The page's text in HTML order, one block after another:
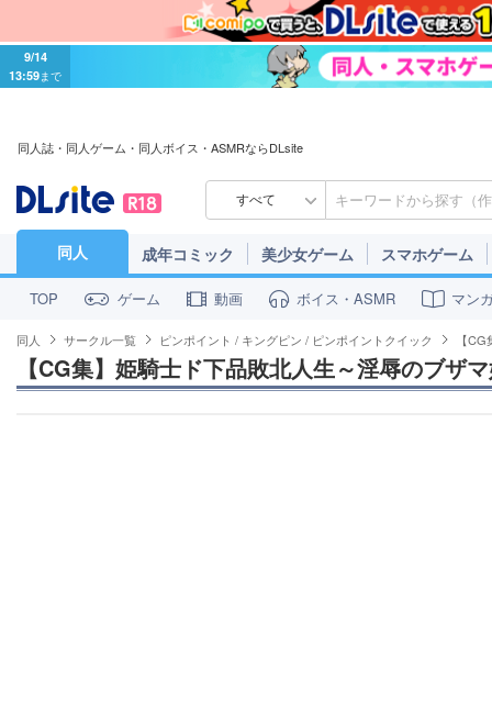
9/14
13:59まで
同人誌・同人ゲーム・同人ボイス・ASMRならDLsite
すべて
同人 成年コミック 美少女ゲーム スマホゲーム
TOP ゲーム 動画 ボイス・ASMR マン
同人 サークル一覧 ピンポイント / キングピン / ピンポイントクイック 【
【CG集】姫騎士ド下品敗北人生～淫辱のブザ